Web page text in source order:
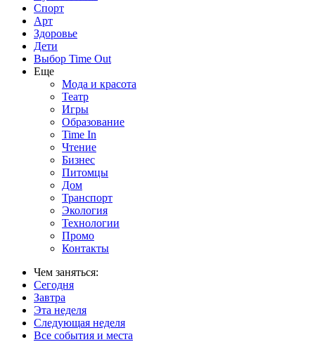
Спорт
Арт
Здоровье
Дети
Выбор Time Out
Еще
Мода и красота
Театр
Игры
Образование
Time In
Чтение
Бизнес
Питомцы
Дом
Транспорт
Экология
Технологии
Промо
Контакты
Чем заняться:
Сегодня
Завтра
Эта неделя
Следующая неделя
Все события и места